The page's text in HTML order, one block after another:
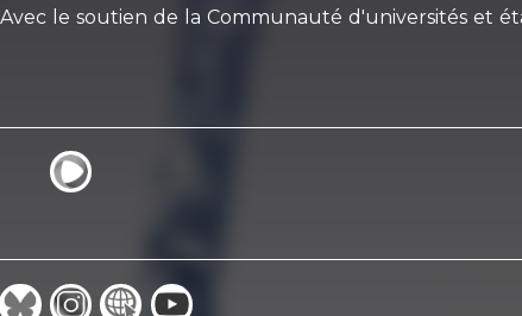
le soutien de la Communauté d'universités et